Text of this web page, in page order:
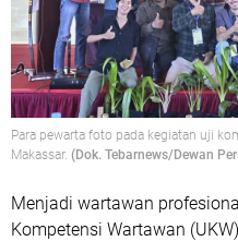
Para pewarta foto pada kegiatan uji
Makassar. (Dok. Tebarnews/Dewan
Menjadi wartawan
Kompetensi Wartawan